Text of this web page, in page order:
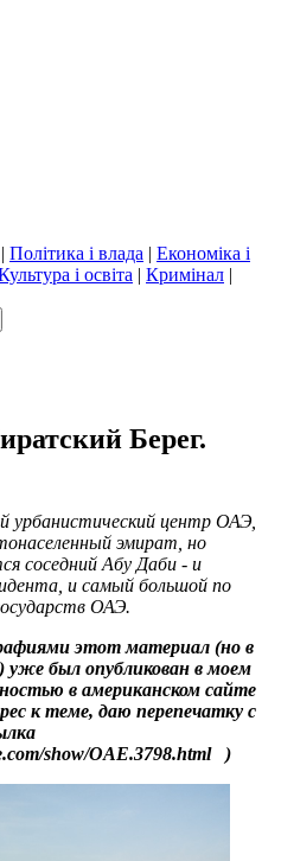
Політика і влада | Економіка і
і освіта | Кримінал |
Берег.
центр ОАЭ,
эмират, но
соседний Абу Даби - и
и самый большой по
ОАЭ.
этот материал (но в
уже был опубликован в моем
в американском сайте
к теме, даю перепечатку с
show/OAE.3798.html )